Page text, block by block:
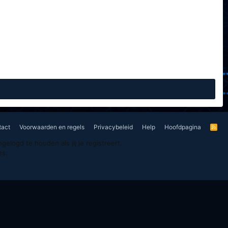
Voorwaarden en regels Privacybeleid Help Hoofdpagina
R
te houden als jij je registreert.